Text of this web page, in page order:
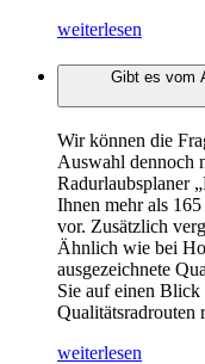
weiterlesen
Gibt es vom
Wir können die
Auswahl dennoch
Radurlaubsplaner
Ihnen mehr als
vor. Zusätzlich
Ähnlich wie bei
ausgezeichnete
Sie auf einen
Qualitätsradrouten
weiterlesen